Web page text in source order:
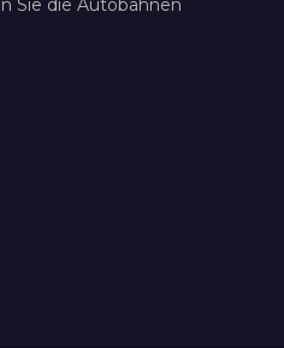
Sie die Autobahnen